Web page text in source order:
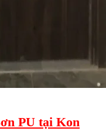
PU tại Kon